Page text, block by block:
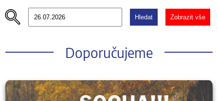
Hledat Zobrazit vše
Doporučujeme